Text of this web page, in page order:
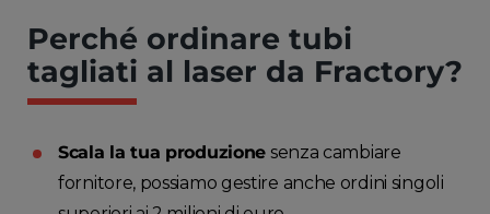
Perché ordinare tubi
tagliati al laser da Fractory?
Scala la tua produzione senza cambiare
fornitore, possiamo gestire anche ordini singoli